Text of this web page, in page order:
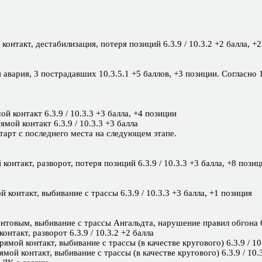
дестабилизация, потеря позиций 6.3.9 / 10.3.2 +2 балла,
3 пострадавших 10.3.5.1 +5 баллов, +3 позиции.
контакт 6.3.9 / 10.3.3 +3 балла, +4 позиции
контакт 6.3.9 / 10.3.3 +3 балла
с последнего места на следующем этапе.
разворот, потеря позиций 6.3.9 / 10.3.3 +3 балла, +8
выбивание с трассы 6.3.9 / 10.3.3 +3 балла, +1 позиция
выбивание с трассы Ангальдта, нарушение правил обгона
разворот 6.3.9 / 10.3.2 +2 балла
контакт, выбивание с трассы (в качестве кругового) 6.3.9 /
контакт, выбивание с трассы (в качестве кругового) 6.3.9 /